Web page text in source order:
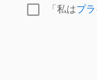
「私はプ